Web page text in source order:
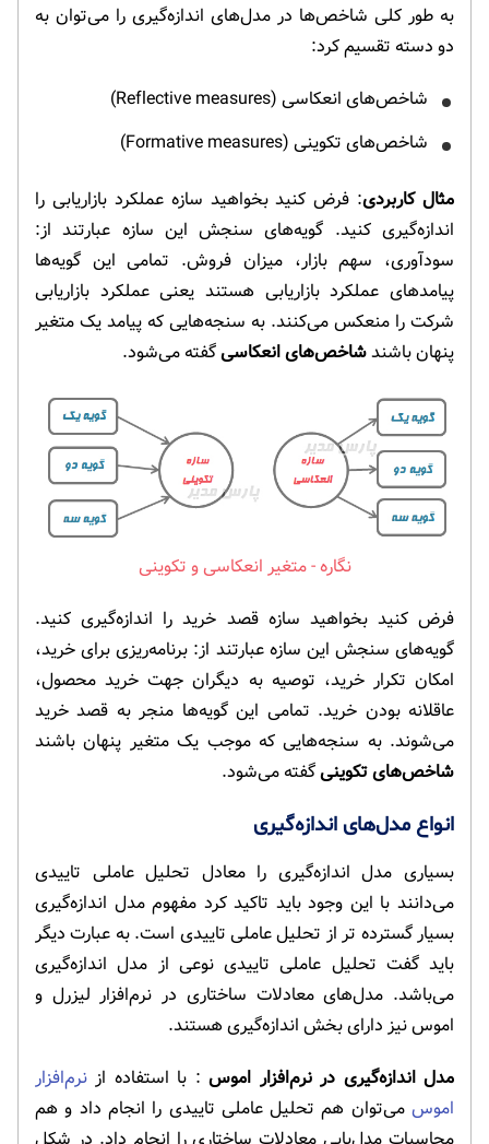
به طور کلی شاخص‌ها در مدل‌های اندازه‌گیری را می‌توان به
دو دسته تقسیم کرد:
شاخص‌های انعکاسی (Reflective measures)
شاخص‌های تکوینی (Formative measures)
مثال کاربردی: فرض کنید بخواهید سازه عملکرد بازاریابی را
اندازه‌گیری کنید. گویه‌های سنجش این سازه عبارتند از:
سودآوری، سهم بازار، میزان فروش. تمامی این گویه‌ها
پیامدهای عملکرد بازاریابی هستند یعنی عملکرد بازاریابی
شرکت را منعکس می‌کنند. به سنجه‌هایی که پیامد یک متغیر
پنهان باشندشاخص‌های انعکاسیگفته می‌شود.
متغیر انعکاسی و تکوینی
فرض کنید بخواهید سازه قصد خرید را اندازه‌گیری کنید.
گویه‌های سنجش این سازه عبارتند از: برنامه‌ریزی برای خرید،
امکان تکرار خرید، توصیه به دیگران جهت خرید محصول،
عاقلانه بودن خرید. تمامی این گویه‌ها منجر به قصد خرید
می‌شوند. به سنجه‌هایی که موجب یک متغیر پنهان باشند
شاخص‌های تکوینیگفته می‌شود.
انواع مدل‌های اندازه‌گیری
بسیاری مدل اندازه‌گیری را معادل تحلیل عاملی تاییدی
می‌دانند با این وجود باید تاکید کرد مفهوم مدل اندازه‌گیری
بسیار گسترده تر از تحلیل عاملی تاییدی است. به عبارت دیگر
باید گفت تحلیل عاملی تاییدی نوعی از مدل اندازه‌گیری
می‌باشد. مدل‌های معادلات ساختاری در نرم‌افزار لیزرل و
اموس نیز دارای بخش اندازه‌گیری هستند.
مدل اندازه‌گیری در نرم‌افزار اموس : با استفاده از نرم‌افزار
اموس می‌توان هم تحلیل عاملی تاییدی را انجام داد و هم